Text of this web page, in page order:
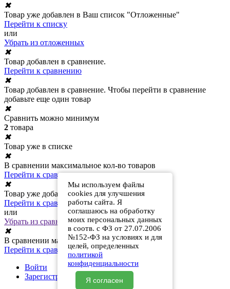
Мы используем файлы
cookies для улучшения
работы сайта. Я
соглашаюсь на обработку
моих персональных данных
в соотв. с ФЗ от 27.07.2006
№152-ФЗ на условиях и для
целей, определенных
политикой
конфиденциальности
Я согласен
✖
Товар уже добавлен в Ваш список "Отложенные"
Перейти к списку
или
Убрать из отложенных
✖
Товар добавлен в сравнение.
Перейти к сравнению
✖
Товар добавлен в сравнение. Чтобы перейти в сравнение
добавьте еще один товар
✖
Сравнить можно минимум
2 товара
✖
Товар уже в списке
✖
В сравнении максимальное кол-во товаров
Перейти к сравнению
✖
Товар уже добавлен в сравнение
Перейти к сравнению
или
Убрать из сравнения
✖
В сравнении максимальное кол-во товаров
Перейти к сравнению
Войти
Зарегистрироваться